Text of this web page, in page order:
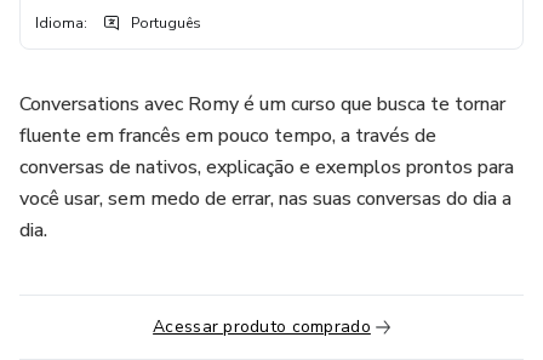
Idioma: Português
Conversations avec Romy é um curso que busca te tornar
fluente em francês em pouco tempo, a través de
conversas de nativos, explicação e exemplos prontos para
você usar, sem medo de errar, nas suas conversas do dia a
dia.
Acessar produto comprado